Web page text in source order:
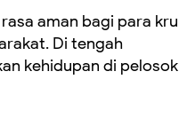
aman bagi para kru
Di tengah
kehidupan di pelosok